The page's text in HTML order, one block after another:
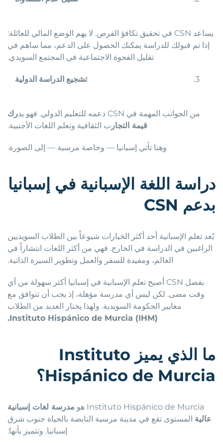
يساعد CSN في تحقيق تكافؤ الفرص. لا يهم الوضع المالي للعائلة:
إذا تم قبولك للدراسة يمكنك الحصول على الدعم، مما ساهم في
تقليل الفجوة الاجتماعية في المجتمع السويدي.
تشجيع الدراسة الدولية
من الجوانب المهمة في CSN دعمه للتعليم الدولي. فهو يد
رك
قيمة التجار ب الثقافية وتعلم اللغات الأجنبية.
وهنا تأتي إسبانيا — وخاصة مرسية — إلى الصورة.
دراسة اللغة الإسبانية في إسبانيا
بدعمCSN
يُعد تعلم الإسبانية أحد أكثر الخيارات شيوعاً بين الطلاب السويديين
الراغبين في الدراسة في الخارج. فهي من أكثر اللغات انتشاراً في
العالم، ومفيدة للسفر والعمل وتطوير السيرة الذاتية.
بفضل CSN أصبح تعلم الإسبانية في إسبانيا أكثر سهولة من أي
وقت مضى. لكن ليس أي مدرسة مؤهلة، إذ يجب أن تتوافق مع
معايير الحكومة السويدية. ولهذا يختار العديد من الطلاب
Instituto Hispánico de Murcia (IHM).
ما الذي يميز Instituto
Hispánico de Murcia؟
Instituto Hispánico de Murcia هو
مدرسة لغات إسبانية
عاليةالمستوى تقع في مدينة مرسية النابضة بالحياة جنوب شرق
إسبانيا. وتتميز بأنها: